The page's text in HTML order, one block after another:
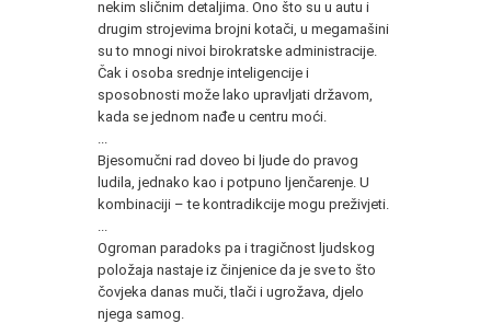
nekim sličnim detaljima. Ono što su u autu i
drugim strojevima brojni kotači, u megamašini
su to mnogi nivoi birokratske administracije.
Čak i osoba srednje inteligencije i
sposobnosti može lako upravljati državom,
kada se jednom nađe u centru moći.
Bjesomučni rad doveo bi ljude do pravog
ludila, jednako kao i potpuno ljenčarenje. U
kombinaciji – te kontradikcije mogu preživjeti.
Ogroman paradoks pa i tragičnost ljudskog
položaja nastaje iz činjenice da je sve to što
čovjeka danas muči, tlači i ugrožava, djelo
njega samog.